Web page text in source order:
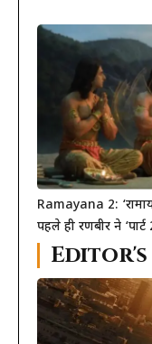
Ramayana 2:
पहले ही रणबीर ने ‘पार्ट
Editor's